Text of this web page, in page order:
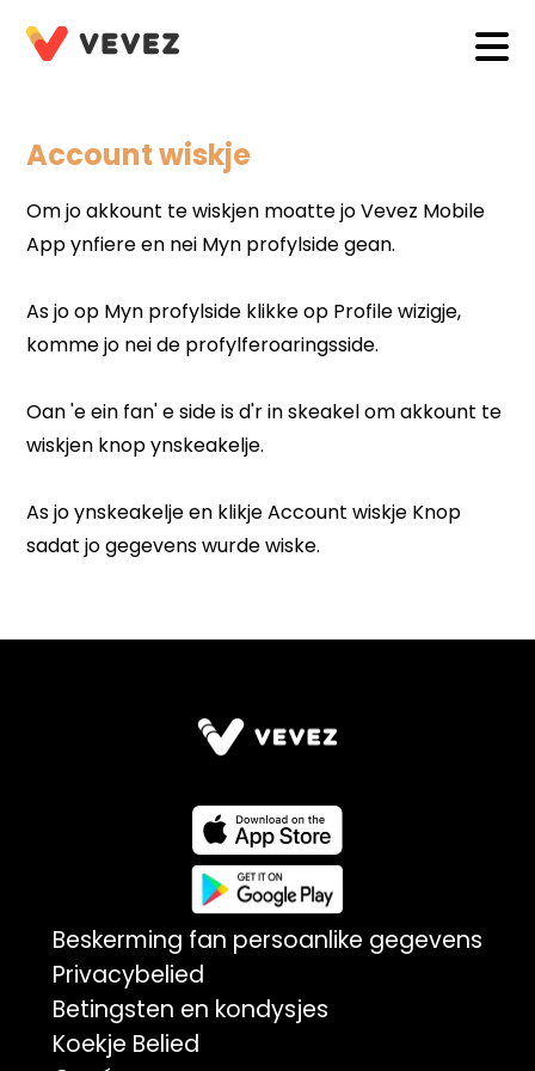
Account wiskje
Beskerming fan persoanlike gegevens
Privacybelied
Betingsten en kondysjes
Koekje Belied